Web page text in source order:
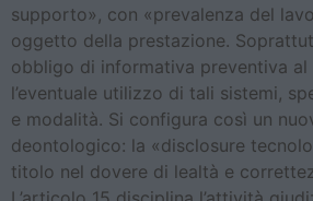
supporto», con «prevalenza del
oggetto della prestazione.
obbligo di informativa preventiva al
l’eventuale utilizzo di tali sistemi,
e modalità. Si configura così un
deontologico: la «disclosure
titolo nel dovere di lealtà e